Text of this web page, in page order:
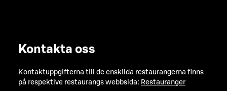
Kontakta oss
Kontaktuppgifterna till de enskilda restaurangerna finns
på respektive restaurangs webbsida: Restauranger